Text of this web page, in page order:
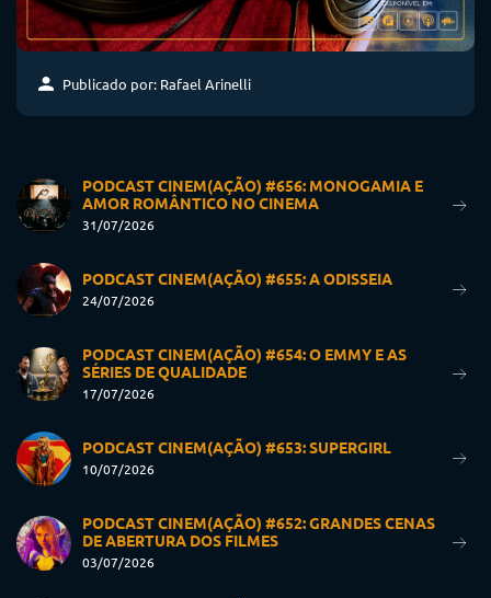
Publicado por: Rafael Arinelli
PODCAST CINEM(AÇÃO) #656: MONOGAMIA E
AMOR ROMÂNTICO NO CINEMA
31/07/2026
PODCAST CINEM(AÇÃO) #655: A ODISSEIA
24/07/2026
PODCAST CINEM(AÇÃO) #654: O EMMY E AS
SÉRIES DE QUALIDADE
17/07/2026
PODCAST CINEM(AÇÃO) #653: SUPERGIRL
10/07/2026
PODCAST CINEM(AÇÃO) #652: GRANDES CENAS
DE ABERTURA DOS FILMES
03/07/2026